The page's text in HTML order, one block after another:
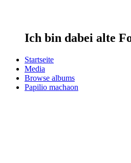
Ich bin dabei alte
Startseite
Media
Browse albums
Papilio machaon